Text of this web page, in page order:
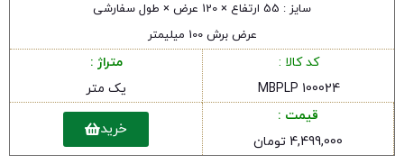
سایز : 55 ارتفاع × 120 عرض × طول سفارشی
عرض برش 100 میلیمتر
کد کالا :
MBPLP 100024
متراژ :
یک متر
قیمت :
4,499,000 تومان
خرید